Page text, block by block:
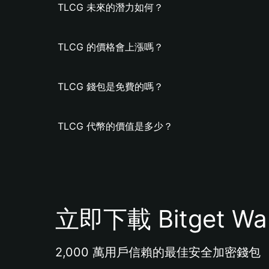
TLCG 未來的潛力如何？
TLCG 的價格會上漲嗎？
TLCG 錢包是免費的嗎？
TLCG 代幣的價值是多少？
立即下載 Bitget
2,000 萬用戶信賴的最佳安全加密錢包